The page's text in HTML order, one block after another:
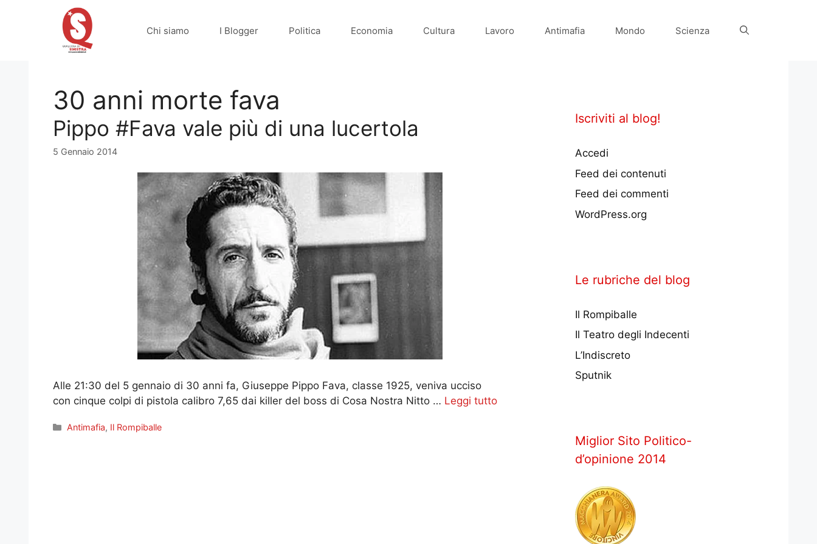
Chi siamo I Blogger Politica Economia Cultura Lavoro Antimafia Mondo Scienza
30 anni morte fava
Pippo #Fava vale più di una lucertola
5 Gennaio 2014
Alle 21:30 del 5 gennaio di 30 anni fa, Giuseppe Pippo Fava, classe 1925, veniva ucciso
con cinque colpi di pistola calibro 7,65 dai killer del boss di Cosa Nostra Nitto … Leggi tutto
Categorie
Antimafia, Il Rompiballe
Iscriviti al blog!
Accedi
Feed dei contenuti
Feed dei commenti
WordPress.org
Le rubriche del blog
Il Rompiballe
Il Teatro degli Indecenti
L’Indiscreto
Sputnik
Miglior Sito Politico-
d’opinione 2014